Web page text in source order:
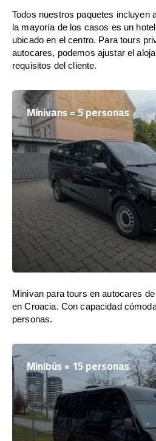
Todos nuestros paquetes incluyen
la mayoría de los casos es un
ubicado en el centro. Para tours
autocares, podemos ajustar el
requisitos del cliente.
Minivans = 5 personas
Minivan para tours en autocares
en Croacia. Con capacidad
personas.
Minibús = 15 personas